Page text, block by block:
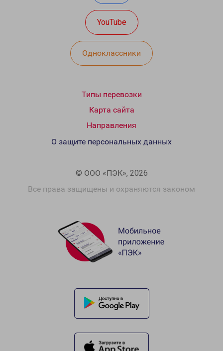
YouTube
Одноклассники
Типы перевозки
Карта сайта
Направления
© ООО «ПЭК», 2026
Все права защищены и охраняются законом
О защите персональных данных